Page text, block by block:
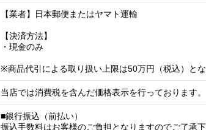
【業者】日本郵便またはヤマト運輸
【決済方法】
・現金のみ
※商品代引による取り扱い上限は50万円（税込）とな
当店では消費税を含んだ価格表示を行っております。
■銀行振込（前払い）
振込手数料はお客様のご負担となりますのでご了承下